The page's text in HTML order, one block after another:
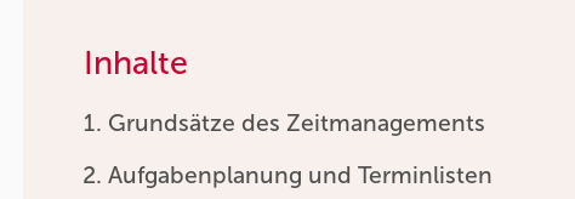
Inhalte
Grundsätze des Zeitmanagements
Aufgabenplanung und Terminlisten